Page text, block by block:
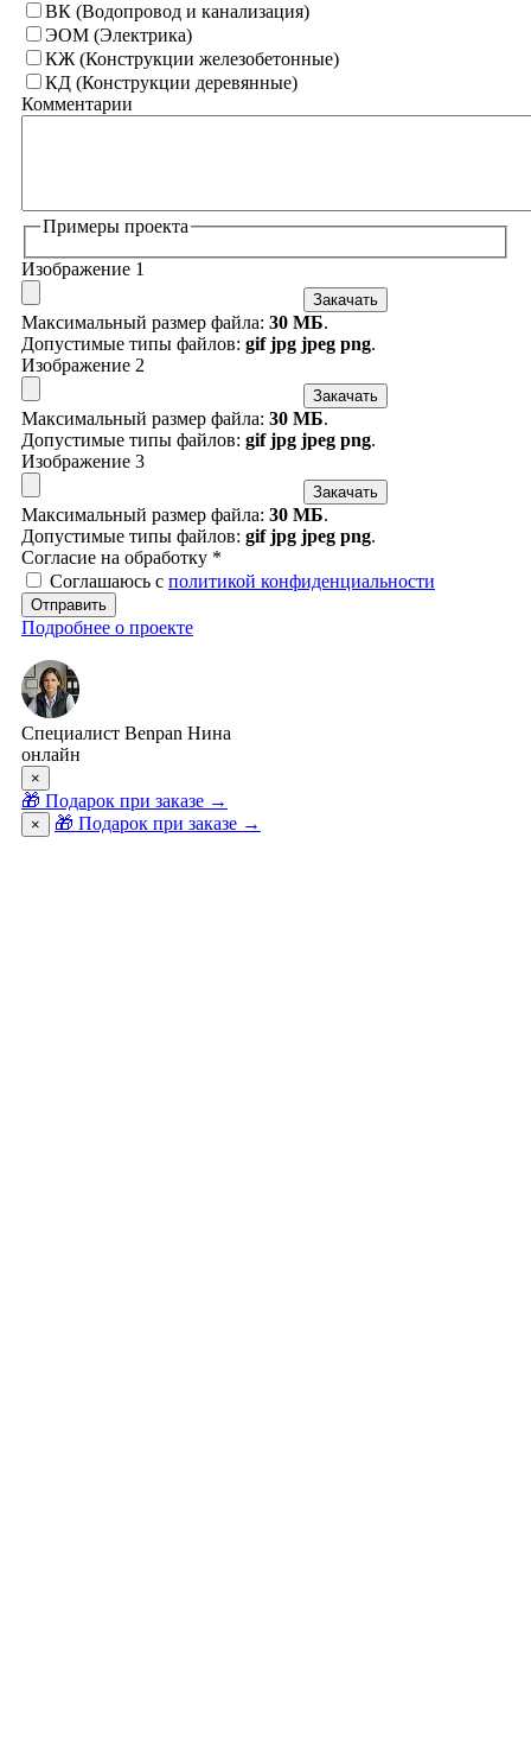
ВК (Водопровод и канализация)
ЭОМ (Электрика)
КЖ (Конструкции железобетонные)
КД (Конструкции деревянные)
Комментарии
Примеры проекта
Изображение 1
Закачать
Максимальный размер файла: 30 МБ.
Допустимые типы файлов: gif jpg jpeg png.
Изображение 2
Закачать
Максимальный размер файла: 30 МБ.
Допустимые типы файлов: gif jpg jpeg png.
Изображение 3
Закачать
Максимальный размер файла: 30 МБ.
Допустимые типы файлов: gif jpg jpeg png.
Согласие на обработку *
Соглашаюсь с политикой конфиденциальности
Отправить
Подробнее о проекте
Специалист Benpan Нина
онлайн
×
🎁 Подарок при заказе →
× 🎁 Подарок при заказе →